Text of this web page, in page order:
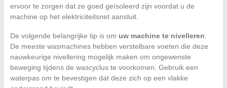
ervoor te zorgen dat ze goed geïsoleerd zijn voordat u de
machine op het elektriciteitsnet aansluit.
De volgende belangrijke tip is om uw machine te nivelleren
De meeste wasmachines hebben verstelbare voeten die deze
nauwkeurige nivellering mogelijk maken om ongewenste
beweging tijdens de wascyclus te voorkomen. Gebruik een
waterpas om te bevestigen dat deze zich op een vlakke